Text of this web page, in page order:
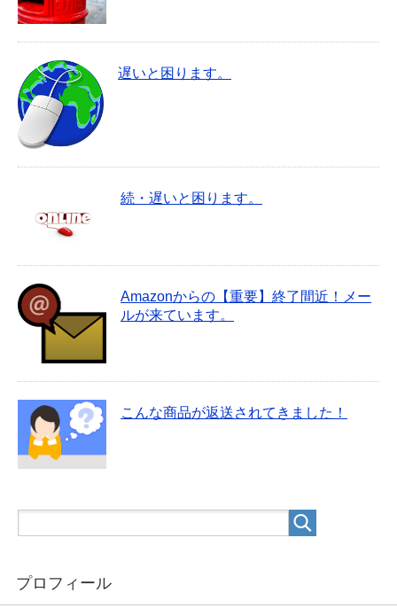
遅いと困ります。
続・遅いと困ります。
Amazonからの【重要】終了間近！メー
ルが来ています。
こんな商品が返送されてきました！
プロフィール